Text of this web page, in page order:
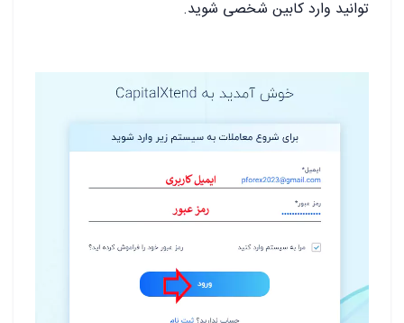
توانید وارد کابین شخصی شوید.